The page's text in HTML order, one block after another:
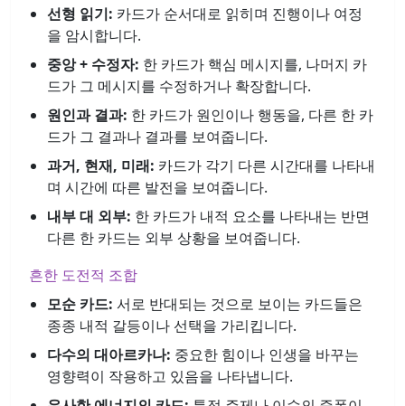
선형 읽기: 카드가 순서대로 읽히며 진행이나 여정
을 암시합니다.
중앙 + 수정자: 한 카드가 핵심 메시지를, 나머지 카
드가 그 메시지를 수정하거나 확장합니다.
원인과 결과: 한 카드가 원인이나 행동을, 다른 한 카
드가 그 결과나 결과를 보여줍니다.
과거, 현재, 미래: 카드가 각기 다른 시간대를 나타내
며 시간에 따른 발전을 보여줍니다.
내부 대 외부: 한 카드가 내적 요소를 나타내는 반면
다른 한 카드는 외부 상황을 보여줍니다.
흔한 도전적 조합
모순 카드: 서로 반대되는 것으로 보이는 카드들은
종종 내적 갈등이나 선택을 가리킵니다.
다수의 대아르카나: 중요한 힘이나 인생을 바꾸는
영향력이 작용하고 있음을 나타냅니다.